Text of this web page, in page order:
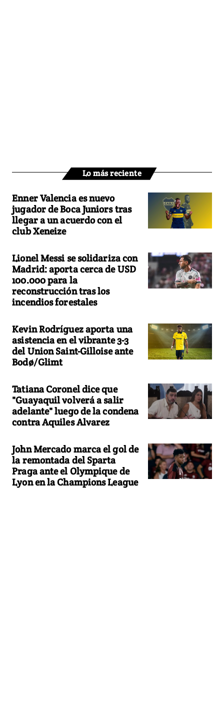
Lo más reciente
Enner Valencia es nuevo
jugador de Boca Juniors tras
llegar a un acuerdo con el
club Xeneize
Lionel Messi se solidariza con
Madrid: aporta cerca de USD
100.000 para la
reconstrucción tras los
incendios forestales
Kevin Rodríguez aporta una
asistencia en el vibrante 3-3
del Union Saint-Gilloise ante
Bodø/Glimt
Tatiana Coronel dice que
"Guayaquil volverá a salir
adelante" luego de la condena
contra Aquiles Alvarez
John Mercado marca el gol de
la remontada del Sparta
Praga ante el Olympique de
Lyon en la Champions League